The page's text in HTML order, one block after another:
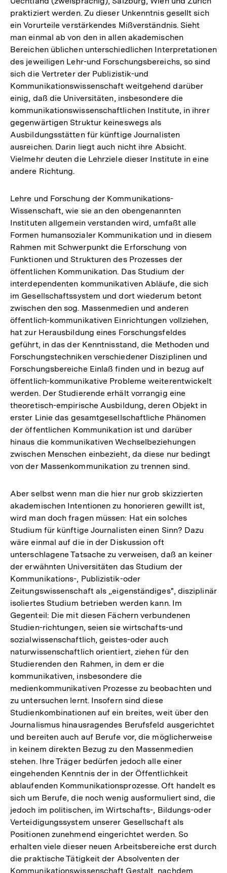
praktiziert werden. Zu dieser Unkenntnis gesellt sich
ein Vorurteile verstärkendes Mißverständnis. Sieht
man einmal ab von den in allen akademischen
Bereichen üblichen unterschiedlichen Interpretationen
des jeweiligen Lehr-und Forschungsbereichs, so sind
sich die Vertreter der Publizistik-und
Kommunikationswissenschaft weitgehend darüber
einig, daß die Universitäten, insbesondere die
kommunikationswissenschaftlichen Institute, in ihrer
gegenwärtigen Struktur keineswegs als
Ausbildungsstätten für künftige Journalisten
ausreichen. Darin liegt auch nicht ihre Absicht.
Vielmehr deuten die Lehrziele dieser Institute in eine
andere Richtung.
Lehre und Forschung der Kommunikations-
Wissenschaft, wie sie an den obengenannten
Instituten allgemein verstanden wird, umfaßt alle
Formen humansozialer Kommunikation und in diesem
Rahmen mit Schwerpunkt die Erforschung von
Funktionen und Strukturen des Prozesses der
öffentlichen Kommunikation. Das Studium der
interdependenten kommunikativen Abläufe, die sich
im Gesellschaftssystem und dort wiederum betont
zwischen den sog. Massenmedien und anderen
öffentlich-kommunikativen Einrichtungen vollziehen,
hat zur Herausbildung eines Forschungsfeldes
geführt, in das der Kenntnisstand, die Methoden und
Forschungstechniken verschiedener Disziplinen und
Forschungsbereiche Einlaß finden und in bezug auf
öffentlich-kommunikative Probleme weiterentwickelt
werden. Der Studierende erhält vorrangig eine
theoretisch-empirische Ausbildung, deren Objekt in
erster Linie das gesamtgesellschaftliche Phänomen
der öffentlichen Kommunikation ist und darüber
hinaus die kommunikativen Wechselbeziehungen
zwischen Menschen einbezieht, da diese nur bedingt
von der Massenkommunikation zu trennen sind.
Aber selbst wenn man die hier nur grob skizzierten
akademischen Intentionen zu honorieren gewillt ist,
wird man doch fragen müssen: Hat ein solches
Studium für künftige Journalisten einen Sinn? Dazu
wäre einmal auf die in der Diskussion oft
unterschlagene Tatsache zu verweisen, daß an keiner
der erwähnten Universitäten das Studium der
Kommunikations-, Publizistik-oder
Zeitungswissenschaft als „eigenständiges", disziplinär
isoliertes Studium betrieben werden kann. Im
Gegenteil: Die mit diesen Fächern verbundenen
Studien-richtungen, seien sie wirtschafts-und
sozialwissenschaftlich, geistes-oder auch
naturwissenschaftlich orientiert, ziehen für den
Studierenden den Rahmen, in dem er die
kommunikativen, insbesondere die
medienkommunikativen Prozesse zu beobachten und
zu untersuchen lernt. Insofern sind diese
Studienkombinationen auf ein breites, weit über den
Journalismus hinausragendes Berufsfeld ausgerichtet
und bereiten auch auf Berufe vor, die möglicherweise
in keinem direkten Bezug zu den Massenmedien
stehen. Ihre Träger bedürfen jedoch alle einer
eingehenden Kenntnis der in der Öffentlichkeit
ablaufenden Kommunikationsprozesse. Oft handelt es
sich um Berufe, die noch wenig ausformuliert sind, die
jedoch im politischen, im Wirtschafts-, Bildungs-oder
Verteidigungssystem unserer Gesellschaft als
Positionen zunehmend eingerichtet werden. So
erhalten viele dieser neuen Arbeitsbereiche erst durch
die praktische Tätigkeit der Absolventen der
Kommunikationswissenschaft Gestalt, nachdem